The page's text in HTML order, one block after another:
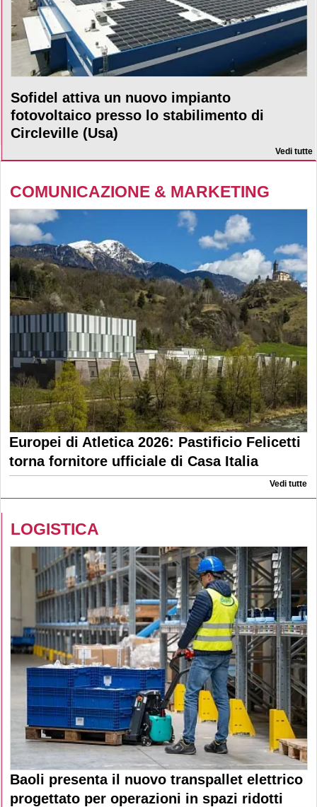
Sofidel attiva un nuovo impianto
fotovoltaico presso lo stabilimento di
Circleville (Usa)
Vedi tutte
COMUNICAZIONE & MARKETING
Europei di Atletica 2026: Pastificio Felicetti
torna fornitore ufficiale di Casa Italia
Vedi tutte
LOGISTICA
Baoli presenta il nuovo transpallet elettrico
progettato per operazioni in spazi ridotti